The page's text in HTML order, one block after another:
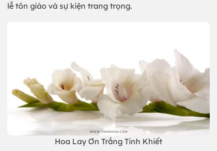
lễ tôn giáo và sự kiện trang trọng.
Hoa Lay Ơn Trắng Tinh Khiết